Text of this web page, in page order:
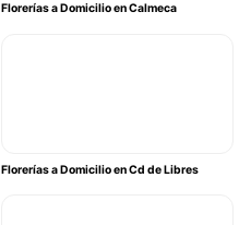
Florerías a Domicilio en Calmeca
Florerías a Domicilio en Cd de Libres